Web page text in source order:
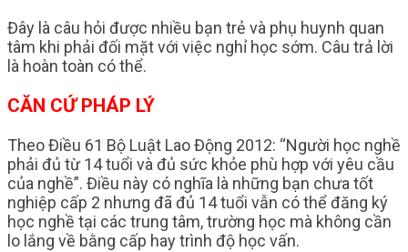
Đây là câu hỏi được nhiều bạn trẻ và phụ huynh quan
tâm khi phải đối mặt với việc nghỉ học sớm. Câu trả lời
là hoàn toàn có thể.
CĂN CỨ PHÁP LÝ
Theo Điều 61 Bộ Luật Lao Động 2012: “Người học nghề
phải đủ từ 14 tuổi và đủ sức khỏe phù hợp với yêu cầu
của nghề”. Điều này có nghĩa là những bạn chưa tốt
nghiệp cấp 2 nhưng đã đủ 14 tuổi vẫn có thể đăng ký
học nghề tại các trung tâm, trường học mà không cần
lo lắng về bằng cấp hay trình độ học vấn.